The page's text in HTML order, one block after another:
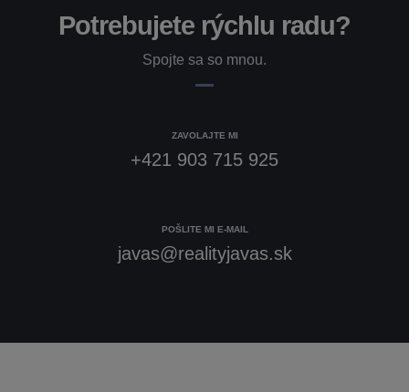
Potrebujete rýchlu radu?
Spojte sa so mnou.
ZAVOLAJTE MI
+421 903 715 925
POŠLITE MI E-MAIL
javas@realityjavas.sk